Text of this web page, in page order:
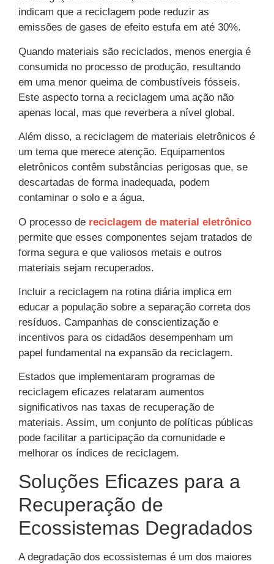
indicam que a reciclagem pode reduzir as
emissões de gases de efeito estufa em até 30%.
Quando materiais são reciclados, menos energia é
consumida no processo de produção, resultando
em uma menor queima de combustíveis fósseis.
Este aspecto torna a reciclagem uma ação não
apenas local, mas que reverbera a nível global.
Além disso, a reciclagem de materiais eletrônicos é
um tema que merece atenção. Equipamentos
eletrônicos contêm substâncias perigosas que, se
descartadas de forma inadequada, podem
contaminar o solo e a água.
O processo de reciclagem de material eletrônico
permite que esses componentes sejam tratados de
forma segura e que valiosos metais e outros
materiais sejam recuperados.
Incluir a reciclagem na rotina diária implica em
educar a população sobre a separação correta dos
resíduos. Campanhas de conscientização e
incentivos para os cidadãos desempenham um
papel fundamental na expansão da reciclagem.
Estados que implementaram programas de
reciclagem eficazes relataram aumentos
significativos nas taxas de recuperação de
materiais. Assim, um conjunto de políticas públicas
pode facilitar a participação da comunidade e
melhorar os índices de reciclagem.
Soluções Eficazes para a
Recuperação de
Ecossistemas Degradados
A degradação dos ecossistemas é um dos maiores